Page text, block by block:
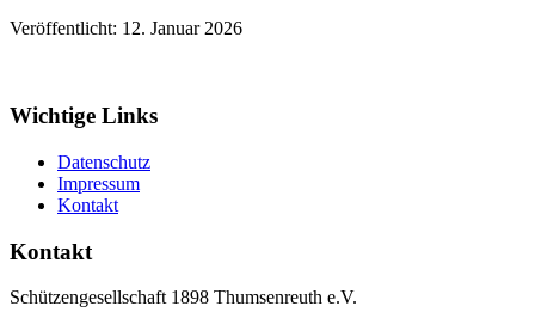
Veröffentlicht: 12. Januar 2026
Wichtige Links
Datenschutz
Impressum
Kontakt
Kontakt
Schützengesellschaft 1898 Thumsenreuth e.V.